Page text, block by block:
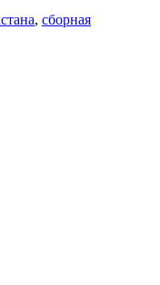
, сборная